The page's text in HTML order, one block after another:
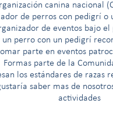
canina nacional
de perros con pedigrí o
de eventos bajo el
perro con un pedigrí
parte en eventos
Formas parte de la
los estándares de razas
saber mas de
actividades
perros boyeros
suizos)